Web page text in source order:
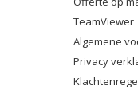
TeamViewer
Algemene
Privacy